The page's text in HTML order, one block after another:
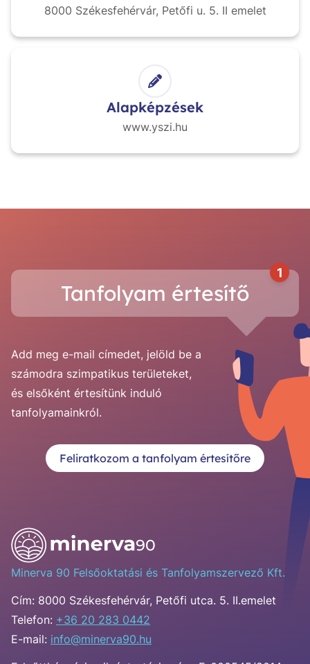
8000 Székesfehérvár, Petőfi u. 5. II emelet
Alapképzések
www.yszi.hu
Tanfolyam értesítő
1
Add meg e-mail címedet, jelöld be a
számodra szimpatikus területeket,
és elsőként értesítünk induló
tanfolyamainkról.
Feliratkozom a tanfolyam értesítőre
Minerva 90 Felsőoktatási és Tanfolyamszervező Kft.
Cím: 8000 Székesfehérvár, Petőfi utca. 5. II.emelet
Telefon: +36 20 283 0442
E-mail: info@minerva90.hu